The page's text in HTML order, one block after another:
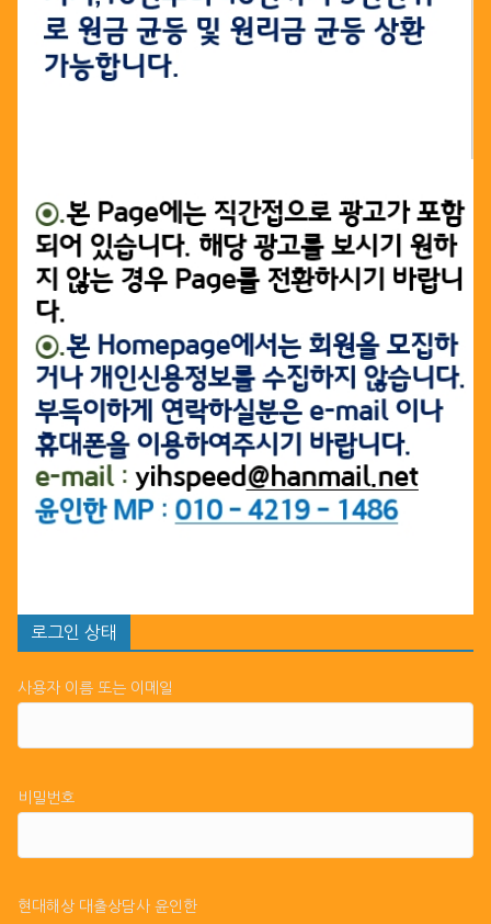
로그인 상태
사용자 이름 또는 이메일
비밀번호
현대해상 대출상담사 윤인한